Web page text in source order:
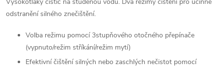
odstranění silného znečištění.
Volba režimu pomocí 3stupňového otočného přepínače
(vypnuto/režim stříkání/režim mytí)
Efektivní čištění silných nebo zaschlých nečistot pomocí